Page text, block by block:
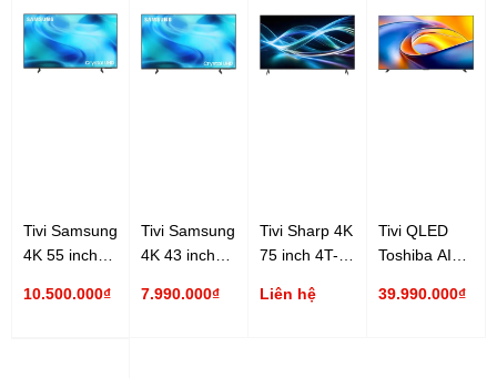
Tivi Samsung
4K 55 inch
10.500.000₫
Tivi Samsung
4K 43 inch
7.990.000₫
Tivi Sharp 4K
75 inch 4T-
Liên hệ
Tivi QLED
Toshiba AI
100Z570RP
39.990.000₫